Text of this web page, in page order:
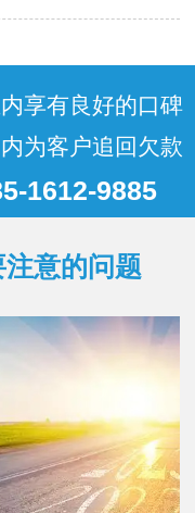
是一些常见的收费情
通常为 10%-50%。
享有良好的口碑
为客户追回欠款
1612-9885
意的问题